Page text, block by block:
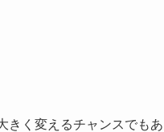
きく変えるチャンスでもあ